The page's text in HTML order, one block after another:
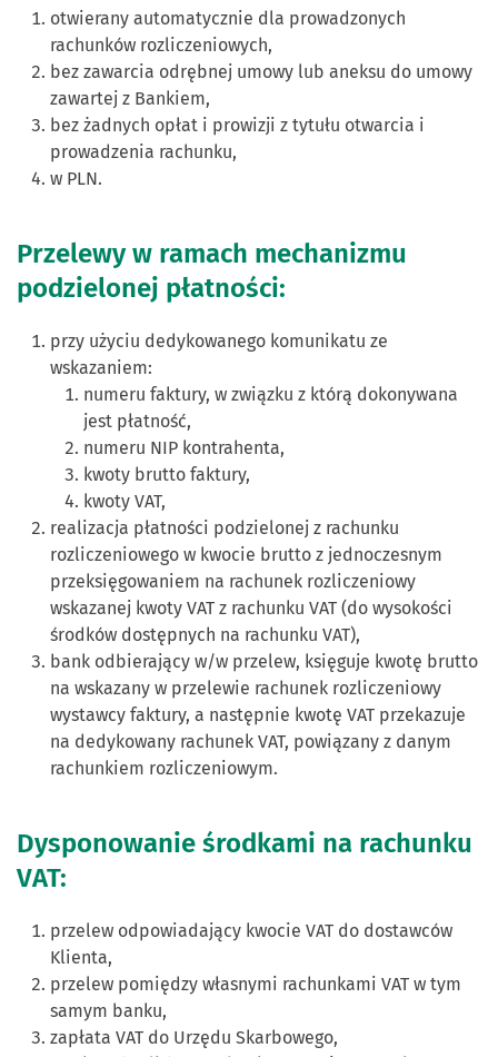
otwierany automatycznie dla prowadzonych
rachunków rozliczeniowych,
bez zawarcia odrębnej umowy lub aneksu do umowy
zawartej z Bankiem,
bez żadnych opłat i prowizji z tytułu otwarcia i
prowadzenia rachunku,
w PLN.
Przelewy w ramach mechanizmu
podzielonej płatności:
przy użyciu dedykowanego komunikatu ze
wskazaniem:
numeru faktury, w związku z którą dokonywana
jest płatność,
numeru NIP kontrahenta,
kwoty brutto faktury,
kwoty VAT,
realizacja płatności podzielonej z rachunku
rozliczeniowego w kwocie brutto z jednoczesnym
przeksięgowaniem na rachunek rozliczeniowy
wskazanej kwoty VAT z rachunku VAT (do wysokości
środków dostępnych na rachunku VAT),
bank odbierający w/w przelew, księguje kwotę brutto
na wskazany w przelewie rachunek rozliczeniowy
wystawcy faktury, a następnie kwotę VAT przekazuje
na dedykowany rachunek VAT, powiązany z danym
rachunkiem rozliczeniowym.
Dysponowanie środkami na rachunku
VAT:
przelew odpowiadający kwocie VAT do dostawców
Klienta,
przelew pomiędzy własnymi rachunkami VAT w tym
samym banku,
zapłata VAT do Urzędu Skarbowego,